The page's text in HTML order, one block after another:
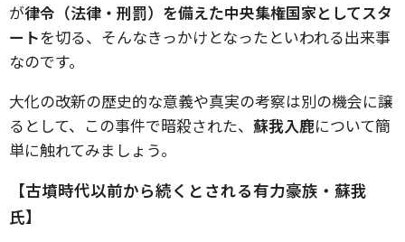
が律令（法律・刑罰）を備えた中央集権国家としてスタ
ートを切る、そんなきっかけとなったといわれる出来事
なのです。
大化の改新の歴史的な意義や真実の考察は別の機会に譲
るとして、この事件で暗殺された、 蘇我入鹿について簡
単に触れてみましょう。
【古墳時代以前から続くとされる有力豪族・蘇我
氏】